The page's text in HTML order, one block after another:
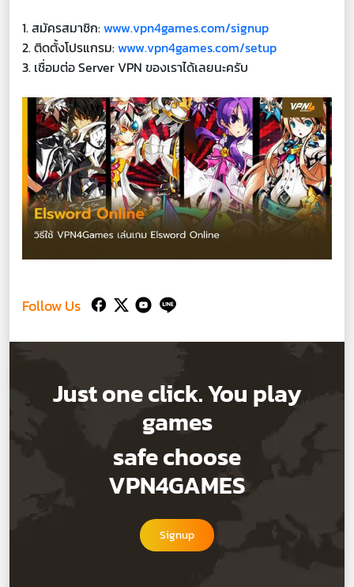
1. สมัครสมาชิก:www.vpn4games.com/signup
2. ติดตั้งโปรแกรม:www.vpn4games.com/setup
3. เชื่อมต่อ Server VPN ของเราได้เลยนะครับ
Follow Us
Just one click. You play
games
safe choose
VPN4GAMES
Signup